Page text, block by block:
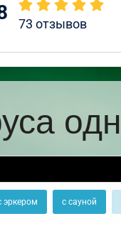
73 отзывов
эркером с сауной